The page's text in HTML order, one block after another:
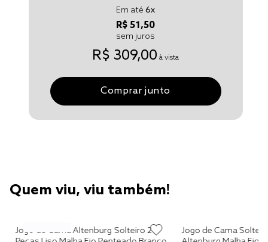
Em até 6x
R$ 51,50
sem juros
R$ 309,00 à vista
Comprar junto
Quem viu, viu também!
Jogo de Cama Altenburg Solteiro 2
Jogo de Cama